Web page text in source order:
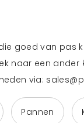
goed van pas
naar een
via:
Pannen